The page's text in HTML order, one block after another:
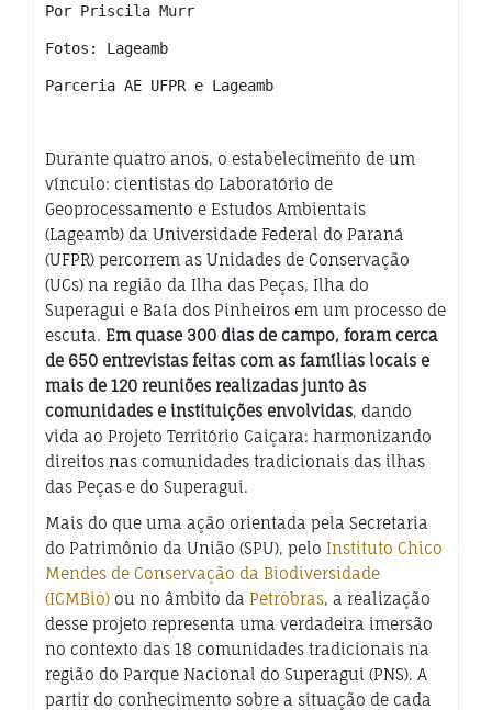
Por Priscila Murr
Fotos: Lageamb
Parceria AE UFPR e Lageamb
Durante quatro anos, o estabelecimento de um
vínculo: cientistas do Laboratório de
Geoprocessamento e Estudos Ambientais
(Lageamb) da Universidade Federal do Paraná
(UFPR) percorrem as Unidades de Conservação
(UCs) na região da Ilha das Peças, Ilha do
Superagui e Baía dos Pinheiros em um processo de
escuta. Em quase 300 dias de campo, foram cerca
de 650 entrevistas feitas com as famílias locais e
mais de 120 reuniões realizadas junto às
comunidades e instituições envolvidas, dando
vida ao Projeto Território Caiçara: harmonizando
direitos nas comunidades tradicionais das ilhas
das Peças e do Superagui.
Mais do que uma ação orientada pela Secretaria
do Patrimônio da União (SPU), pelo Instituto Chico
Mendes de Conservação da Biodiversidade
(ICMBio) ou no âmbito da Petrobras, a realização
desse projeto representa uma verdadeira imersão
no contexto das 18 comunidades tradicionais na
região do Parque Nacional do Superagui (PNS). A
partir do conhecimento sobre a situação de cada